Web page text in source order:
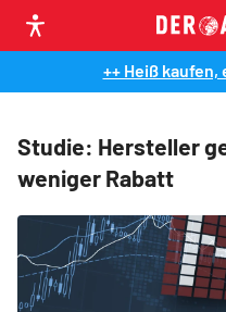
++ Heiß
Studie: Hersteller
weniger Rabatt